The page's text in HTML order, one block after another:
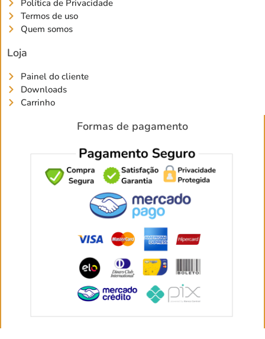
Política de Privacidade
Termos de uso
Quem somos
Loja
Painel do cliente
Downloads
Carrinho
Formas de pagamento